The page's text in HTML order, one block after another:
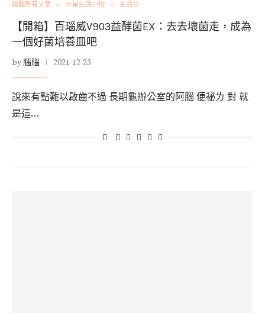
腦腦所有文章 外星生活小物 生活ㄉ
【開箱】百瑙威V903益酵菌EX：去去壞菌走，成為
一個好菌培養皿吧
by腦腦 2021-12-23
說來有點難以啟齒不過 長期龜辦公室的阿腦 便祕ㄌ 對 就
是這…